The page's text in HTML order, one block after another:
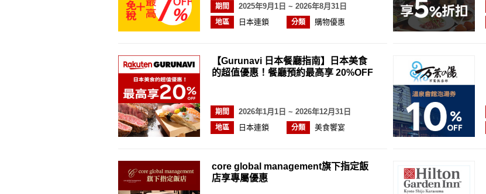
期間 2025年9月1日 ~ 2026年8月31日
地區 日本連鎖 分類 購物優惠
【Gurunavi 日本餐廳指南】日本美食
的超值優惠！餐廳預約最高享 20%OFF
期間 2026年1月1日 ~ 2026年12月31日
地區 日本連鎖 分類 美食饗宴
core global management旗下指定飯
店享專屬優惠